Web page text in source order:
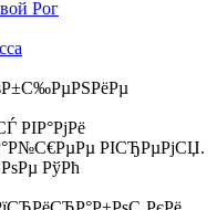
Рог
РІР°РјРё
РІСЂРµРјСЏ.
РўРћ